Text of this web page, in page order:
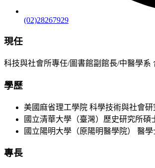
(02)28267929
現任
科技與社會所專任/圖書館副館長/中醫學系
學歷
美國麻省理工學院 科學技術與社會
國立清華大學（臺灣）歷史研究所碩
國立陽明大學（原陽明醫學院） 醫學
專長